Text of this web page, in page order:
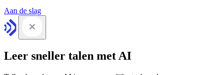
Aan de slag
Leer sneller talen met AI